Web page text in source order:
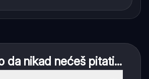
da nikad nećeš pitati...